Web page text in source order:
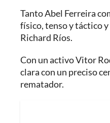
Tanto Abel Ferreira
físico, tenso y táctico
Richard Ríos.
Con un activo Vitor
clara con un preciso
rematador.